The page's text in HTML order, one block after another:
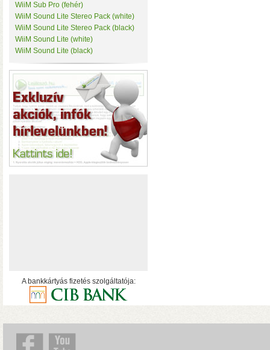
• USB 3.2 Gen2
WiiM Sub Pro (fehér)
WiiM Sound Lite Stereo Pack (white)
WiiM Sound Lite Stereo Pack (black)
WiiM Sound Lite (white)
WiiM Sound Lite (black)
A bankkártyás fizetés szolgáltatója: